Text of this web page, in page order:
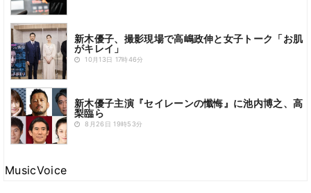
新木優子、撮影現場で高嶋政伸と女子トーク「お肌
がキレイ」
10月13日 17時46分
新木優子主演『セイレーンの懺悔』に池内博之、高
梨臨ら
8月26日 19時53分
MusicVoice